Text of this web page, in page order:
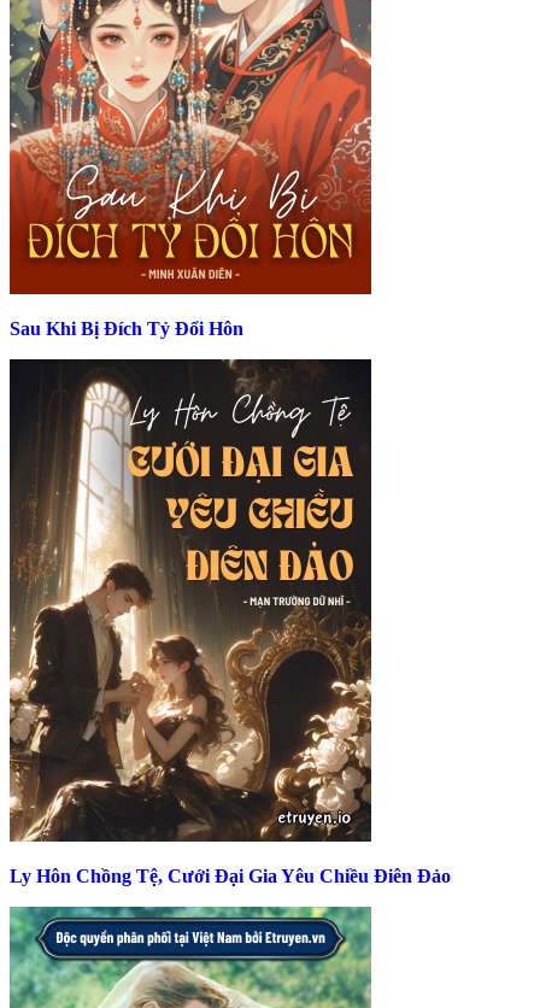
Sau Khi Bị Đích Tỷ Đổi Hôn
Ly Hôn Chồng Tệ, Cưới Đại Gia Yêu Chiều Điên Đảo